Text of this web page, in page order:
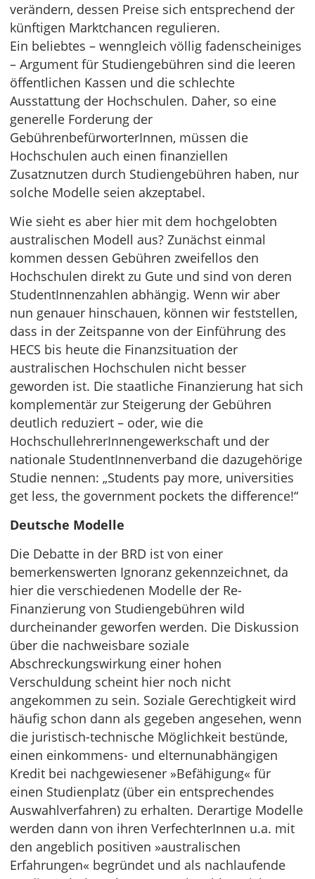
verändern, dessen Preise sich entsprechend der
künftigen Marktchancen regulieren.
Ein beliebtes – wenngleich völlig fadenscheiniges
– Argument für Studiengebühren sind die leeren
öffentlichen Kassen und die schlechte
Ausstattung der Hochschulen. Daher, so eine
generelle Forderung der
GebührenbefürworterInnen, müssen die
Hochschulen auch einen finanziellen
Zusatznutzen durch Studiengebühren haben, nur
solche Modelle seien akzeptabel.
Wie sieht es aber hier mit dem hochgelobten
australischen Modell aus? Zunächst einmal
kommen dessen Gebühren zweifellos den
Hochschulen direkt zu Gute und sind von deren
StudentInnenzahlen abhängig. Wenn wir aber
nun genauer hinschauen, können wir feststellen,
dass in der Zeitspanne von der Einführung des
HECS bis heute die Finanzsituation der
australischen Hochschulen nicht besser
geworden ist. Die staatliche Finanzierung hat sich
komplementär zur Steigerung der Gebühren
deutlich reduziert – oder, wie die
HochschullehrerInnengewerkschaft und der
nationale StudentInnenverband die dazugehörige
Studie nennen: „Students pay more, universities
get less, the government pockets the difference!“
Deutsche Modelle
Die Debatte in der BRD ist von einer
bemerkenswerten Ignoranz gekennzeichnet, da
hier die verschiedenen Modelle der Re-
Finanzierung von Studiengebühren wild
durcheinander geworfen werden. Die Diskussion
über die nachweisbare soziale
Abschreckungswirkung einer hohen
Verschuldung scheint hier noch nicht
angekommen zu sein. Soziale Gerechtigkeit wird
häufig schon dann als gegeben angesehen, wenn
die juristisch-technische Möglichkeit bestünde,
einen einkommens- und elternunabhängigen
Kredit bei nachgewiesener »Befähigung« für
einen Studienplatz (über ein entsprechendes
Auswahlverfahren) zu erhalten. Derartige Modelle
werden dann von ihren VerfechterInnen u.a. mit
den angeblich positiven »australischen
Erfahrungen« begründet und als nachlaufende